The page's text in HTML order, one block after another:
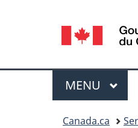
de
la
langue
Menu
MENU
Canada.ca